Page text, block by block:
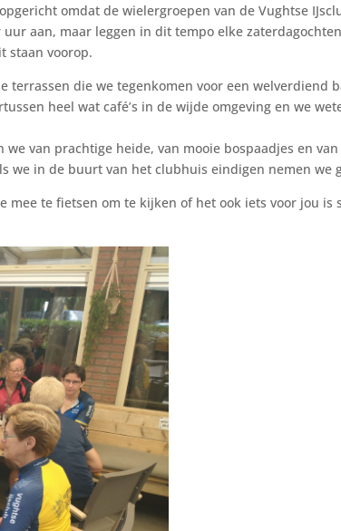
omdat de wielergroepen van de Vughtse
aan, maar leggen in dit tempo elke
staan voorop.
die we tegenkomen voor een welverdiend
heel wat café’s in de wijde omgeving en we
van prachtige heide, van mooie bospaadjes en
we in de buurt van het clubhuis eindigen nemen we
mee te fietsen om te kijken of het ook iets voor jou